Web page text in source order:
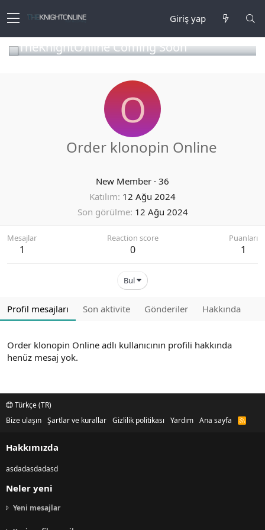
Giriş yap
TheKnightOnline Coming Soon
O
Order klonopin Online
New Member · 36
Katılım 12 Ağu 2024
Son görülme 12 Ağu 2024
Mesajlar
1
Reaction score
0
Puanları
1
Bul
Profil mesajları Son aktivite Gönderiler Hakkında
Order klonopin Online adlı kullanıcının profili hakkında
henüz mesaj yok.
Türkçe (TR)
Bize ulaşın Şartlar ve kurallar Gizlilik politikası Yardım Ana sayfa
R
Hakkımızda
asdadasdadasd
Neler yeni
Yeni mesajlar